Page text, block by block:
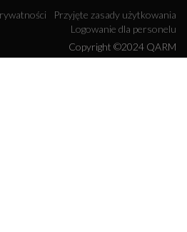
Przyjęte zasady użytkowania
Logowanie dla personelu
Copyright ©2024 QARM